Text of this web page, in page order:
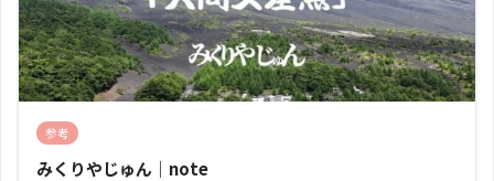
参考
みくりやじゅん｜note